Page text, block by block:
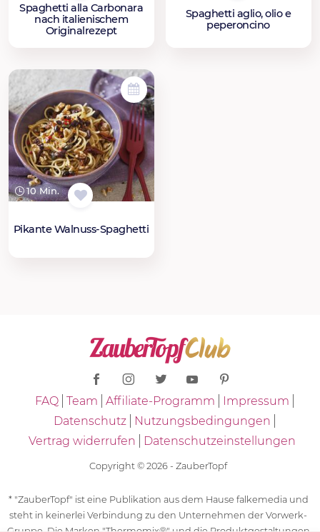
Spaghetti alla Carbonara
nach italienischem
Originalrezept
Spaghetti aglio, olio e
peperoncino
10 Min.
Pikante Walnuss-Spaghetti
FAQ Team Affiliate-Programm
Impressum
Datenschutz
Nutzungsbedingungen
Vertrag widerrufen
Datenschutzeinstellungen
Copyright © 2026 - ZauberTopf
* "ZauberTopf" ist eine Publikation aus dem Hause falkemedia und
steht in keinerlei Verbindung zu den Unternehmen der Vorwerk-